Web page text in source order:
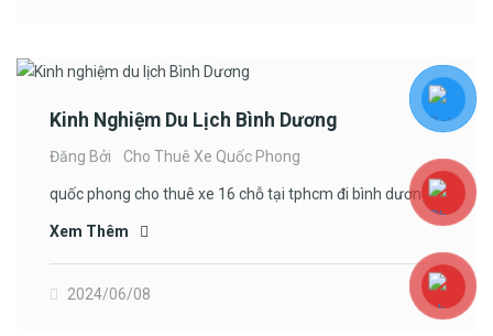
Kinh Nghiệm Du Lịch Bình Dương
Đăng Bởi Cho Thuê Xe Quốc Phong
quốc phong cho thuê xe 16 chỗ tại tphcm đi bình dương
Xem Thêm
2024/06/08